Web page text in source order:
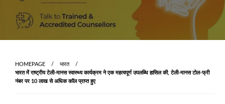
HOMEPAGE
भारत
भारत में राष्ट्रीय टेली-मानस स्वास्थ्य कार्यक्रम ने एक महत्वपूर्ण उपलब्धि हासिल की, टेली-मानस टोल-फ्री
नंबर पर 10 लाख से अधिक कॉल प्राप्त हुए